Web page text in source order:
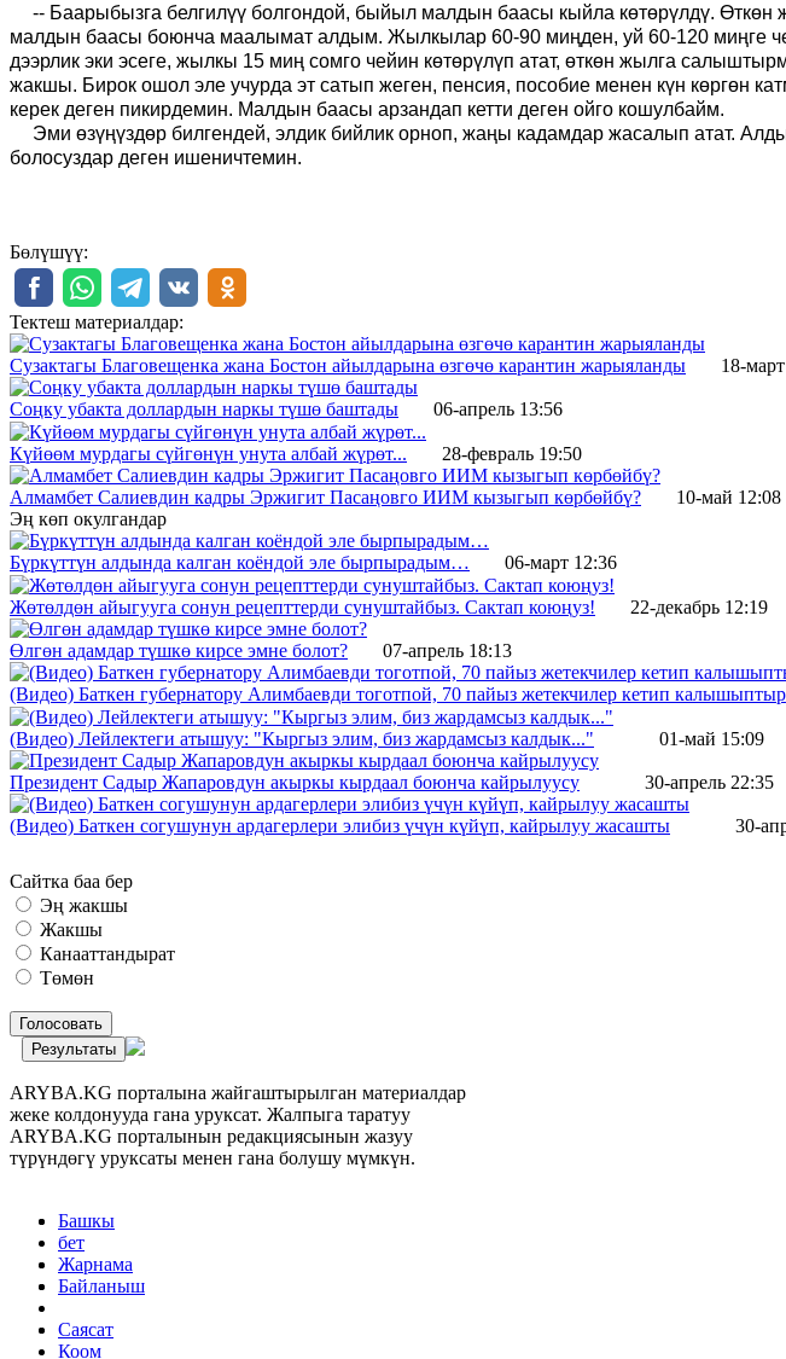
-- Баарыбызга белгилүү болгондой, быйыл малдын баасы кыйла көтөрүлдү.
малдын баасы боюнча маалымат алдым. Жылкылар 60-90 миңден, уй 60-120 миңге
дээрлик эки эсеге, жылкы 15 миң сомго чейин көтөрүлүп атат, өткөн жылга
жакшы. Бирок ошол эле учурда эт сатып жеген, пенсия, пособие менен күн көргөн
керек деген пикирдемин. Малдын баасы арзандап кетти деген ойго кошулбайм.
Эми өзүңүздөр билгендей, элдик бийлик орноп, жаңы кадамдар жасалып атат.
болосуздар деген ишеничтемин.
Бөлүшүү:
Тектеш материалдар:
Сузактагы Благовещенка жана Бостон айылдарына өзгөчө карантин жарыяланды 18-
Соңку убакта доллардын наркы түшө баштады 06-апрель 13:56
Күйөөм мурдагы сүйгөнүн унута албай жүрөт... 28-февраль 19:50
Алмамбет Салиевдин кадры Эржигит Пасаңовго ИИМ кызыгып көрбөйбү?
10-май 12:08
Эң көп окулгандар
Бүркүттүн алдында калган коёндой эле бырпырадым… 06-март 12:36
Жөтөлдөн айыгууга сонун рецепттерди сунуштайбыз. Сактап коюңуз! 22-декабрь 12:19
Өлгөн адамдар түшкө кирсе эмне болот? 07-апрель 18:13
(Видео) Баткен губернатору Алимбаевди тоготпой, 70 пайыз жетекчилер кетип калышыптыр
(Видео) Лейлектеги атышуу: "Кыргыз элим, биз жардамсыз калдык..." 01-май 15:09
Президент Садыр Жапаровдун акыркы кырдаал боюнча кайрылуусу 30-апрель 22:35
(Видео) Баткен согушунун ардагерлери элибиз үчүн күйүп, кайрылуу жасашты 30-
Сайтка баа бер
Эң жакшы
Жакшы
Канааттандырат
Төмөн
Голосовать
Результаты
ARYBA.KG порталына жайгаштырылган материалдар
жеке колдонууда гана уруксат. Жалпыга таратуу
ARYBA.KG порталынын редакциясынын жазуу
түрүндөгү уруксаты менен гана болушу мүмкүн.
Башкы
бет
Жарнама
Байланыш
Саясат
Коом